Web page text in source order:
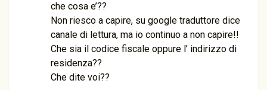
che cosa e’??
Non riesco a capire, su google traduttore dice
canale di lettura, ma io continuo a non capire!!
Che sia il codice fiscale oppure l’ indirizzo di
residenza??
Che dite voi??